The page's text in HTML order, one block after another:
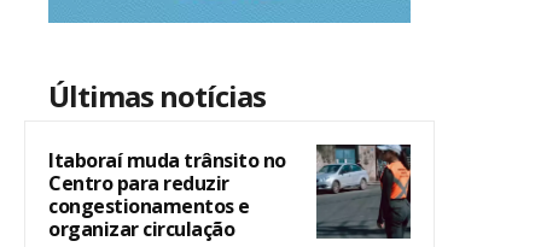
Últimas notícias
Itaboraí muda trânsito no
Centro para reduzir
congestionamentos e
organizar circulação